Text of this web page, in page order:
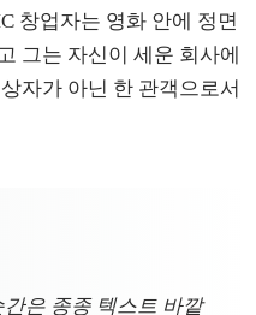
창업자는 영화 안에 정면
그는 자신이 세운 회사에
자가 아닌 한 관객으로서
은 종종 텍스트 바깥